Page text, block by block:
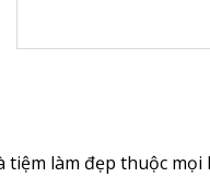
làm đẹp thuộc